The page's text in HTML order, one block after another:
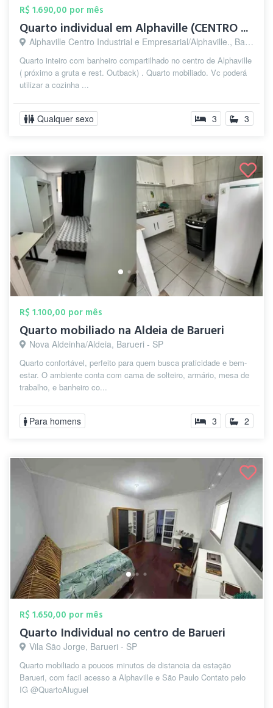
R$ 1.690,00 por mês
Quarto individual em Alphaville (CENTRO ...
Alphaville Centro Industrial e Empresarial/Alphaville., Barueri - SP
Quarto inteiro com banheiro compartilhado no centro de Alphaville
( próximo a gruta e rest. Outback) . Quarto mobiliado. Vc poderá
utilizar a cozinha ...
Qualquer sexo 3 3
R$ 1.100,00 por mês
Quarto mobiliado na Aldeia de Barueri
Nova Aldeinha/Aldeia, Barueri - SP
Quarto confortável, perfeito para quem busca praticidade e bem-
estar. O ambiente conta com cama de solteiro, armário, mesa de
trabalho, e banheiro co...
Para homens 3 2
R$ 1.650,00 por mês
Quarto Individual no centro de Barueri
Vila São Jorge, Barueri - SP
Quarto mobiliado a poucos minutos de distancia da estação
Barueri, com facil acesso a Alphaville e São Paulo Contato pelo
IG @QuartoAluguel